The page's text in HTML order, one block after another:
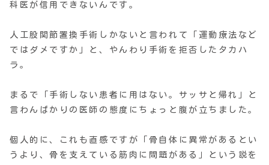
科医が信用できないんです。
人工股関節置換手術しかないと言われて「運動療法など
ではダメですか」と、やんわり手術を拒否したタカハ
ラ。
まるで「手術しない患者に用はない。サッサと帰れ」と
言わんばかりの医師の態度にちょっと腹が立ちました。
個人的に、これも直感ですが「骨自体に異常があるとい
うより、骨を支えている筋肉に問題がある」という説を